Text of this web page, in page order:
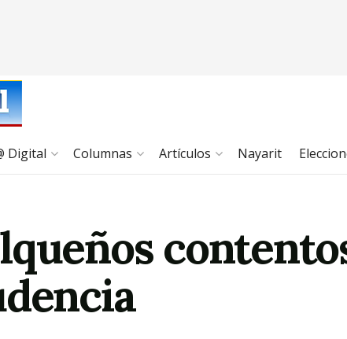
Digital Columnas Artículos Nayarit